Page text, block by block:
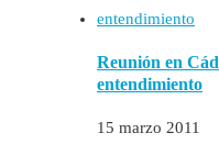
Reunión en
entendimiento
15 marzo 2011